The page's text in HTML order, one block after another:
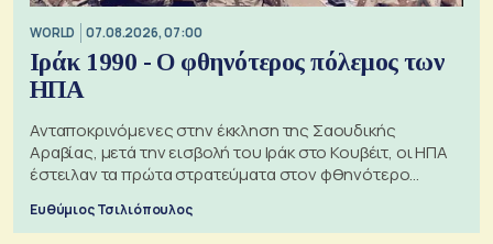
WORLD 07.08.2026, 07:00
Ιράκ 1990 - Ο φθηνότερος πόλεμος των
ΗΠΑ
Ανταποκρινόμενες στην έκκληση της Σαουδικής
Αραβίας, μετά την εισβολή του Ιράκ στο Κουβέιτ, οι ΗΠΑ
έστειλαν τα πρώτα στρατεύματα στον φθηνότερο
Ευθύμιος Τσιλιόπουλος